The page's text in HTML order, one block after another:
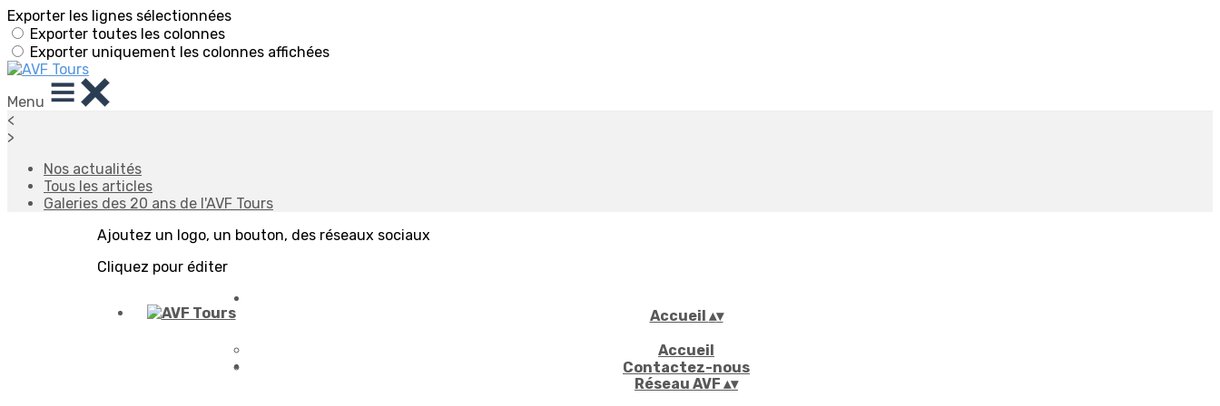
Exporter les lignes sélectionnées
Exporter toutes les colonnes
Exporter uniquement les colonnes affichées
Menu
<
>
Nos actualités
Tous les articles
Galeries des 20 ans de l'AVF Tours
Ajoutez un logo, un bouton, des réseaux sociaux
Cliquez pour éditer
Accueil ▴▾
Accueil
Contactez-nous
Réseau AVF ▴▾